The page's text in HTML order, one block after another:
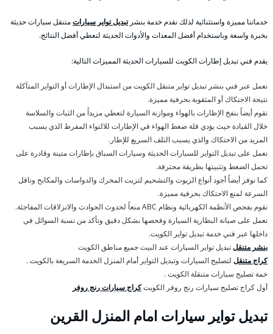
خدماتنا مميزة واستثنائية لذلك نقدم خدمة بنشرتبديل تواير سياراتمتنقل سيارات حديثة
بخبرة واسعة وباستخدام أفضل المعدات والأدوات الحديثة لتعطي أفضل النتائج.
يقدم فني تبديل إطارات الكويت للسيارات الحديثة المميزات التالية:
نعمل عبر فني بنشر تبديل تواير متنقل الكويت من استبدال الإطارات أو التواير المتآكلة
نتيجة الاحتكاك أو المثقوبة بحرفية مميزة.
نقوم أيضاً بنفخ الإطارات بالهواء وموازنة السيارة لتعطي مزيداً من الثبات والسلاسة
خلال القيادة حيث يؤدي قلة ضغط الهواء في الإطارات للالتواء المفرط الذي يسبب
المزيد من الاحتكاك والذي يسبب التلف السريع للإطار.
نعمل على تبديل التواير للسيارات الحديثة وسيارات السباق بإطارات متينة وقادرة على
تحمل الضغط وتثبيتها بطريقة محترفة.
كما نوفر أيضاً أجود أنواع الزيوت والتشحيم لتزيت المحرك والدواسات والمكابح وناقل
السرعة لمنع الاحتكاك بحرفية مميزة.
نقوم بفحص الأنظمة الكهربائية ونظام ABC منعاً لحدوث الحوادث والانزلاقات المفاجئة.
نعمل على صيانة البطارية السيارة وفحصها بشكل دقيق وتأكد من نسبة السوائل في
داخلها عبر فني خدمة تبديل تواير الكويت.
بنشر متنقلتبديل تواير السيارات عند البيت جميع مناطق الكويت
كراج متنقل لتصليح السيارات وتبديل التواير أمام المنزل الخدمة السريعة بالكويت .
خمة تصليح سيارات متنقلة الكويت .
أول كراج تصليح سيارات رنج روفر الكويتكراج سيارات رنج روفر
تبديل تواير سيارات امام المنزل القرين